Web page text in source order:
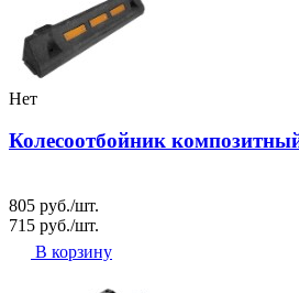
Нет
Колесоотбойник
805 руб./шт.
715 руб./шт.
В корзину